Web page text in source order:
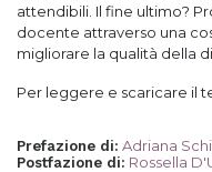
attendibili. Il fine ultimo?
docente attraverso una
migliorare la qualità della
Per leggere e scaricare il
Prefazione di: Adriana
Postfazione di: Rossella